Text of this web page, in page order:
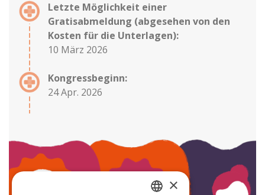
Letzte Möglichkeit einer
Gratisabmeldung (abgesehen von den
Kosten für die Unterlagen):
10 März 2026
Kongressbeginn:
24 Apr. 2026
×